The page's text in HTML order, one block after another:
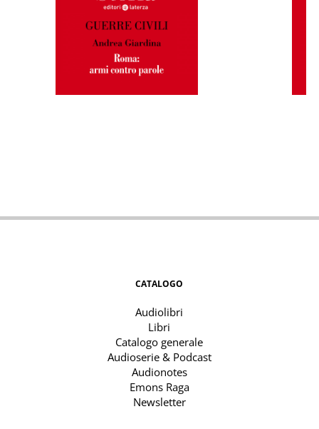
CATALOGO
Audiolibri
Libri
Catalogo generale
Audioserie & Podcast
Audionotes
Emons Raga
Newsletter